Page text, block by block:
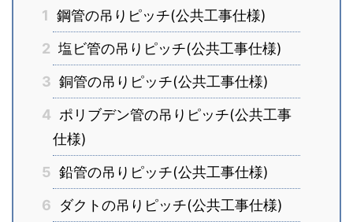
1 鋼管の吊りピッチ(公共工事仕様)
2 塩ビ管の吊りピッチ(公共工事仕様)
3 銅管の吊りピッチ(公共工事仕様)
4 ポリブデン管の吊りピッチ(公共工事
仕様)
5 鉛管の吊りピッチ(公共工事仕様)
6
ダクトの吊りピッチ(公共工事仕様)